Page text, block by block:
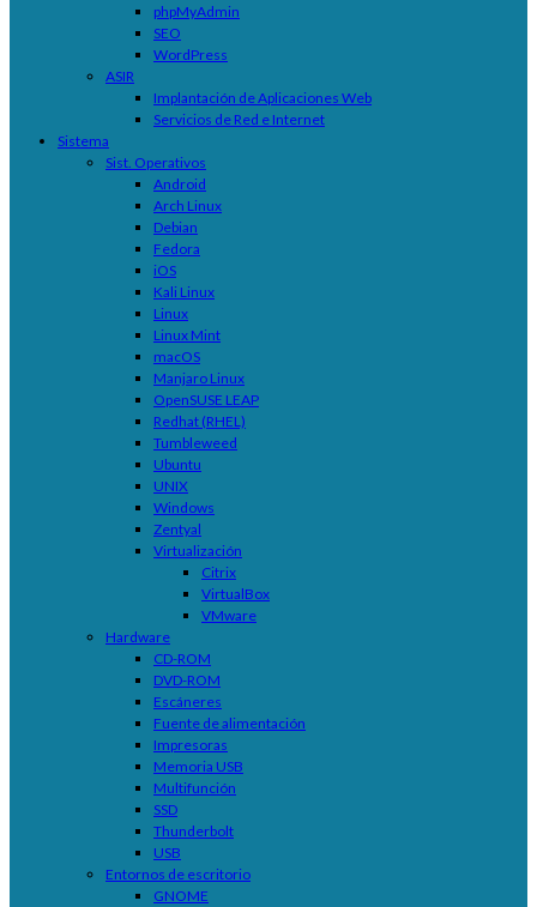
phpMyAdmin
SEO
WordPress
ASIR
Implantación de Aplicaciones Web
Servicios de Red e Internet
Sistema
Sist. Operativos
Android
Arch Linux
Debian
Fedora
iOS
Kali Linux
Linux
Linux Mint
macOS
Manjaro Linux
OpenSUSE LEAP
Redhat (RHEL)
Tumbleweed
Ubuntu
UNIX
Windows
Zentyal
Virtualización
Citrix
VirtualBox
VMware
Hardware
CD-ROM
DVD-ROM
Escáneres
Fuente de alimentación
Impresoras
Memoria USB
Multifunción
SSD
Thunderbolt
USB
Entornos de escritorio
GNOME